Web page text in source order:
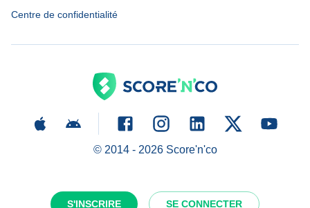
S'INSCRIRE SE CONNECTER
Centre de confidentialité
© 2014 - 2026Score'n'co